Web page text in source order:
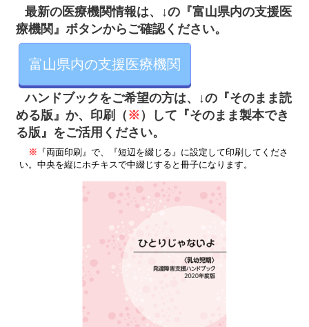
最新の医療機関情報は、↓の『富山県内の支援医
療機関』ボタンからご確認ください。
富山県内の支援医療機関
ハンドブックをご希望の方は、↓の『そのまま読
める版』か、印刷（ ※）して『そのまま製本でき
る版』をご活用ください。
※ 『両面印刷』で、『短辺を綴じる』に設定して印刷してくださ
い。中央を縦にホチキスで中綴じすると冊子になります。